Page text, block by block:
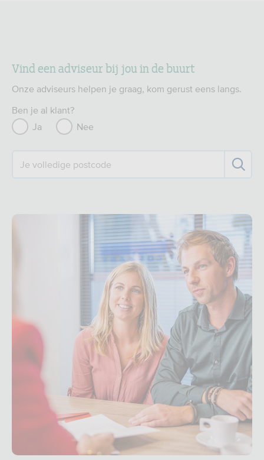
Vind een adviseur bij jou in de buurt
Onze adviseurs helpen je graag, kom gerust eens langs.
Ben je al klant?
Ja
Nee
Je volledige postcode